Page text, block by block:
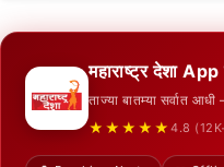
महाराष्ट्र देशा
ताज्या बातम्या सर्वात
★★★★★ 4.8